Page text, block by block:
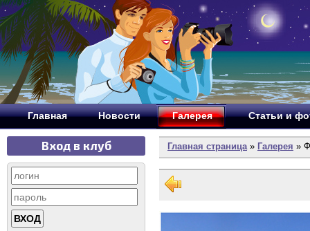
Главная Новости Галерея Статьи и
Вход в клуб Главная страница» Галерея »